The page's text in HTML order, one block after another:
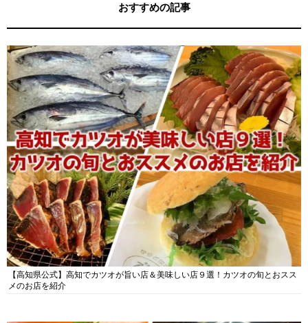
おすすめの記事
【高知県公式】高知でカツオが旨い店＆美味しい店９選！カツオの旬とおスス
メのお店を紹介